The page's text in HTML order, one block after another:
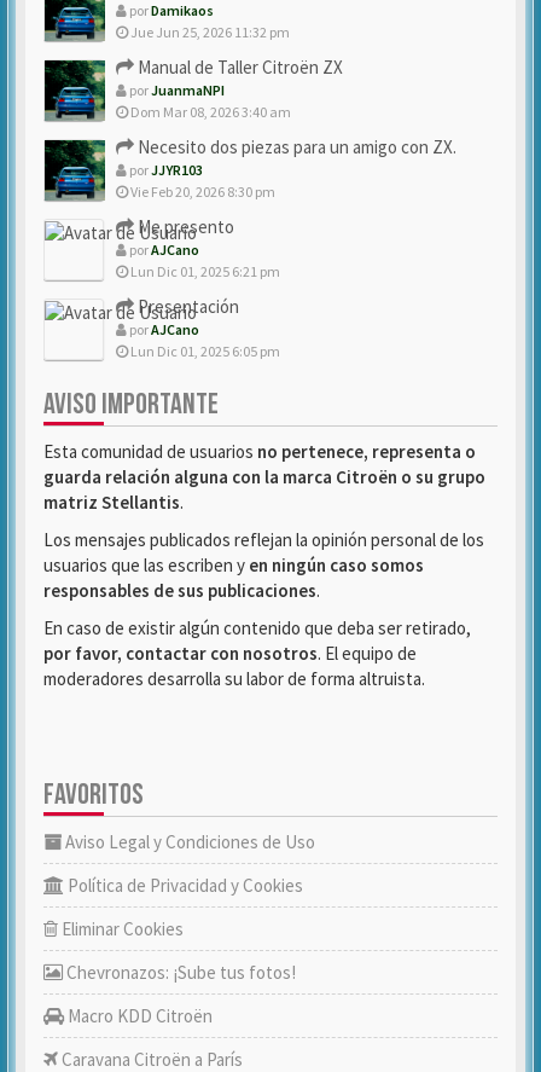
porDamikaos
Jue Jun 25, 2026 11:32 pm
Manual de Taller Citroën ZX
porJuanmaNPI
Dom Mar 08, 2026 3:40 am
Necesito dos piezas para un amigo con ZX.
porJJYR103
Vie Feb 20, 2026 8:30 pm
Me presento
porAJCano
Lun Dic 01, 2025 6:21 pm
Presentación
porAJCano
Lun Dic 01, 2025 6:05 pm
AVISO IMPORTANTE
Esta comunidad de usuarios no pertenece, representa o
guarda relación alguna con la marca Citroën o su grupo
matriz Stellantis.
Los mensajes publicados reflejan la opinión personal de los
usuarios que las escriben y en ningún caso somos
responsables de sus publicaciones.
En caso de existir algún contenido que deba ser retirado,
por favor, contactar con nosotros. El equipo de
moderadores desarrolla su labor de forma altruista.
FAVORITOS
Aviso Legal y Condiciones de Uso
Política de Privacidad y Cookies
Eliminar Cookies
Chevronazos: ¡Sube tus fotos!
Macro KDD Citroën
Caravana Citroën a París